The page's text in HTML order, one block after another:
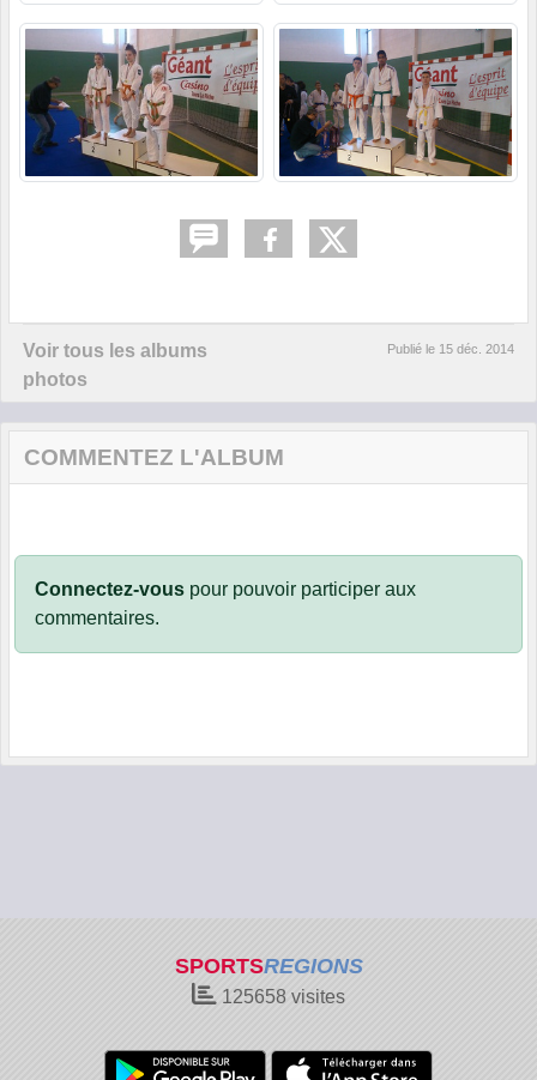
Voir tous les albums
photos
Publié le 15 déc. 2014
COMMENTEZ L'ALBUM
Connectez-vous pour pouvoir participer aux
commentaires.
SPORTSREGIONS
125658 visites